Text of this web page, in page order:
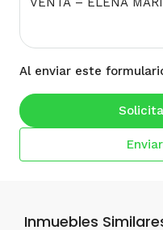
Al enviar este
Inmuebles